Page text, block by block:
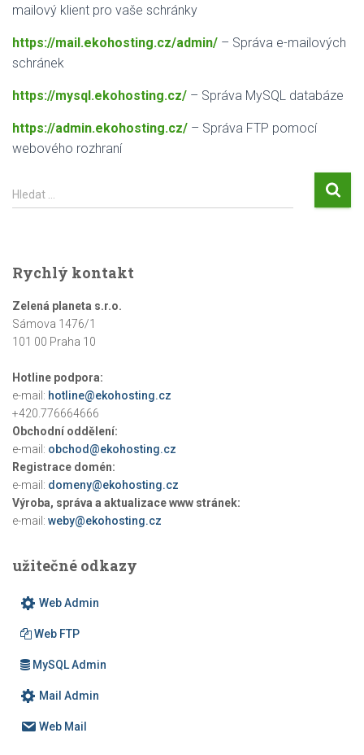
mailový klient pro vaše schránky
https://mail.ekohosting.cz/admin/ – Správa e-mailových
schránek
https://mysql.ekohosting.cz/ – Správa MySQL databáze
https://admin.ekohosting.cz/ – Správa FTP pomocí
webového rozhraní
V
y
d
v
á
n
Hledat …
Rychlý kontakt
Zelená planeta s.r.o.
Sámova 1476/1
101 00 Praha 10
Hotline podpora:
e-mail: hotline@ekohosting.cz
+420.776664666
Obchodní oddělení:
e-mail: obchod@ekohosting.cz
Registrace domén:
e-mail: domeny@ekohosting.cz
Výroba, správa a aktualizace www stránek:
e-mail: weby@ekohosting.cz
užitečné odkazy
Web Admin
Web FTP
MySQL Admin
Mail Admin
Web Mail